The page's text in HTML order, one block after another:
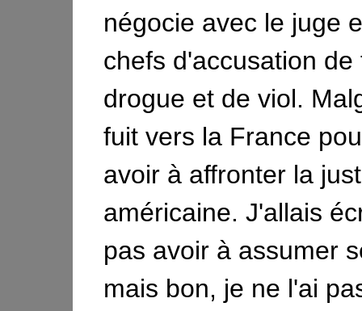
négocie avec le juge
chefs d'accusation
drogue et de viol.
fuit vers la France
avoir à affronter la
américaine. J'allais
pas avoir à assumer
mais bon, je ne l'ai